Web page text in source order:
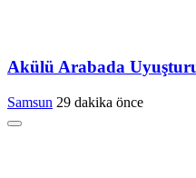
Akülü Arabada
Samsun 29 dakika önce